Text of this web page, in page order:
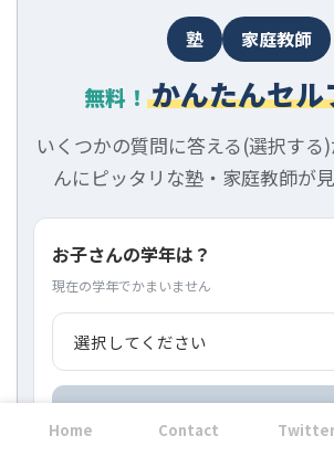
塾 家庭教師
無料！ かんたんセル
いくつかの質問に答える(選択する
んにピッタリな塾・家庭教師が見
お子さんの学年は？
現在の学年でかまいません
無料で試してみる
Home Contact